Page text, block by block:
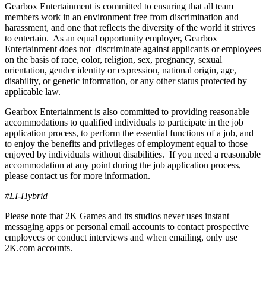
Gearbox Entertainment is committed to ensuring that all team
members work in an environment free from discrimination and
harassment, and one that reflects the diversity of the world it strives
to entertain. As an equal opportunity employer, Gearbox
Entertainment does not discriminate against applicants or employees
on the basis of race, color, religion, sex, pregnancy, sexual
orientation, gender identity or expression, national origin, age,
disability, or genetic information, or any other status protected by
applicable law.
Gearbox Entertainment is also committed to providing reasonable
accommodations to qualified individuals to participate in the job
application process, to perform the essential functions of a job, and
to enjoy the benefits and privileges of employment equal to those
enjoyed by individuals without disabilities. If you need a reasonable
accommodation at any point during the job application process,
please contact us for more information.
#LI-Hybrid
Please note that 2K Games and its studios never uses instant
messaging apps or personal email accounts to contact prospective
employees or conduct interviews and when emailing, only use
2K.com accounts.